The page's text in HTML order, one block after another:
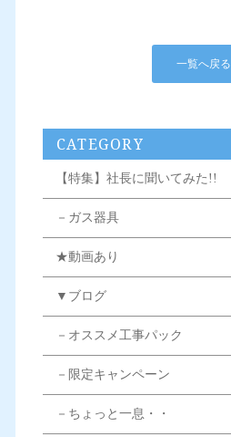
一覧へ戻る
CATEGORY
【特集】社長に聞いてみた!!
－ガス器具
★動画あり
▼ブログ
－オススメ工事パック
－限定キャンペーン
－ちょっと一息・・